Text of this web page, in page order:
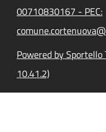
00710830167 - PEC:
Powered by
10.41.2)